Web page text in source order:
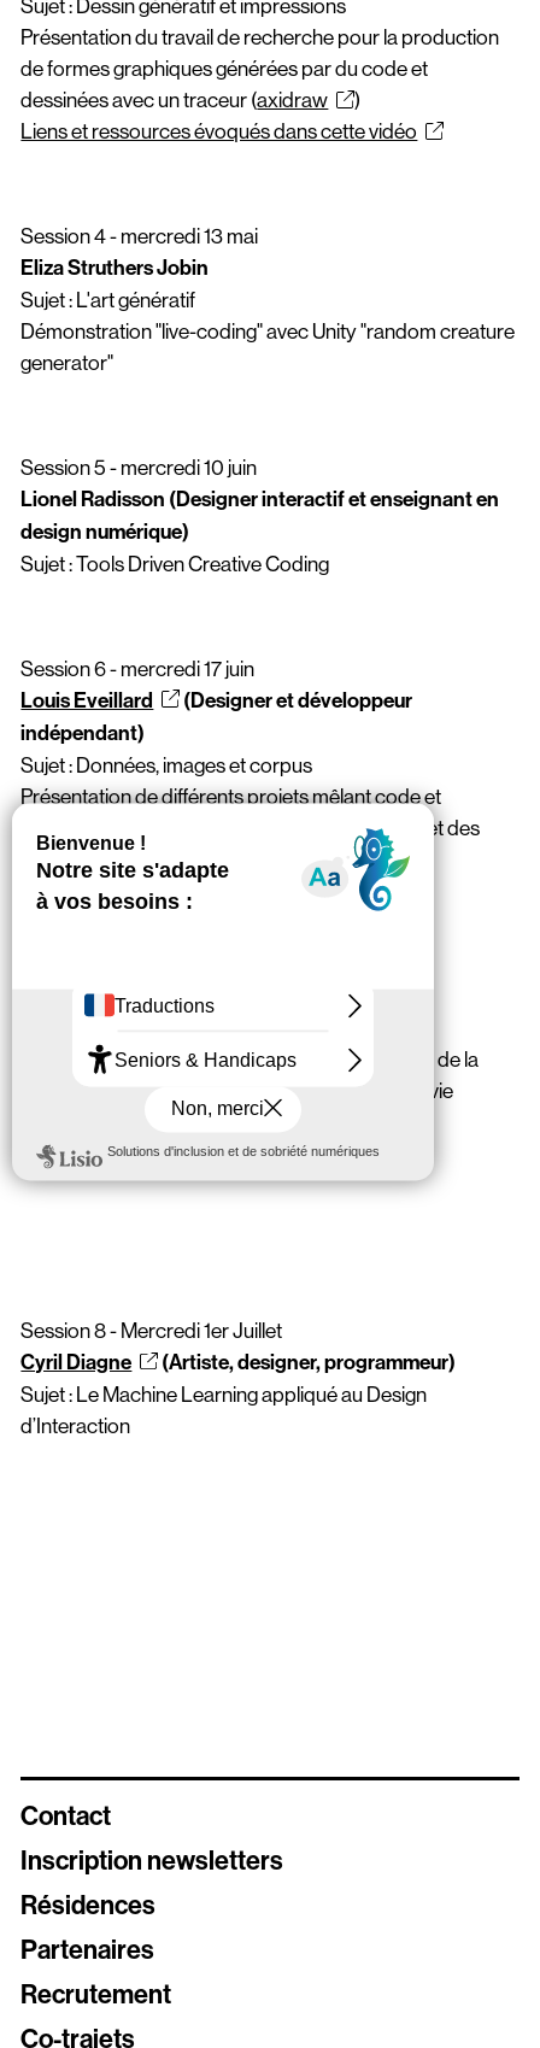
Sujet : Dessin génératif et impressions
Présentation du travail de recherche pour la production
de formes graphiques générées par du code et
dessinées avec un traceur (axidraw
)
Liens et ressources évoqués dans cette vidéo
Session 4 - mercredi 13 mai
Eliza Struthers Jobin
Sujet : L'art génératif
Démonstration "live-coding" avec Unity "random creature
generator"
Session 5 - mercredi 10 juin
Lionel Radisson (Designer interactif et enseignant en
design numérique)
Sujet : Tools Driven Creative Coding
Session 6 - mercredi 17 juin
Louis Eveillard
(Designer et développeur
indépendant)
Sujet : Données, images et corpus
Présentation de différents projets mêlant code et
données pour créer des interfaces graphiques et des
images.
Justine Emard (Artiste)
Justine Emard présente ses œuvres à la croisée de la
robotique, des neurosciences, des objets, de la vie
organique et de l’intelligence artificielle.
Session 8 - Mercredi 1er Juillet
Cyril Diagne (Artiste, designer, programmeur)
Sujet : Le Machine Learning appliqué au Design
d’Interaction
Contact
Inscription newsletters
Résidences
Partenaires
Recrutement
Co-trajets
Newsletters
Inscrivez vous aux différentes newsletters de Stereolux
Carte Stereolux